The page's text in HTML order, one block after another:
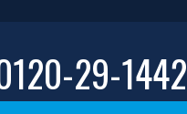
29-1442